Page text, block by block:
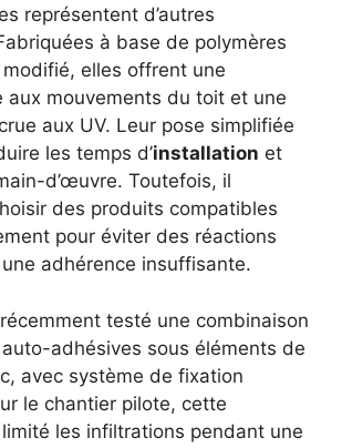
représentent d’autres
à base de polymères
elles offrent une
aux mouvements du toit et une
aux UV. Leur pose simplifiée
les temps d’installation et
d’œuvre. Toutefois, il
des produits compatibles
pour éviter des réactions
adhérence insuffisante.
testé une combinaison
adhésives sous éléments de
avec système de fixation
le chantier pilote, cette
les infiltrations pendant une